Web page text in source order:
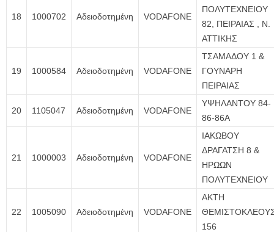
18 1000702 Αδειοδοτημένη VODAFONE
ΠΟΛΥΤΕΧΝΕΙΟΥ
82, ΠΕΙΡΑΙΑΣ , Ν.
ΑΤΤΙΚΗΣ
19 1000584 Αδειοδοτημένη VODAFONE
ΤΣΑΜΑΔΟΥ 1 &
ΓΟΥΝΑΡΗ
ΠΕΙΡΑΙΑΣ
20 1105047 Αδειοδοτημένη VODAFONE
ΥΨΗΛΑΝΤΟΥ 84-
86-86Α
21 1000003 Αδειοδοτημένη VODAFONE
ΙΑΚΩΒΟΥ
ΔΡΑΓΑΤΣΗ 8 &
ΗΡΩΩΝ
ΠΟΛΥΤΕΧΝΕΙΟΥ
22 1005090 Αδειοδοτημένη VODAFONE
ΑΚΤΗ
156